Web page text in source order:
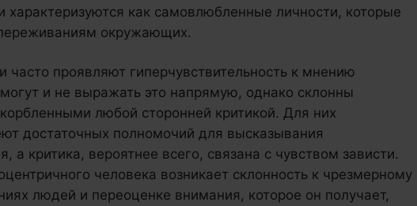
характеризуются как самовлюбленные личности, которые
окружающих.
часто проявляют гиперчувствительность к мнению
и не выражать это напрямую, однако склонны
любой сторонней критикой. Для них
достаточных полномочий для высказывания
а критика, вероятнее всего, связана с чувством зависти.
человека возникает склонность к чрезмерному
людей и переоценке внимания, которое он получает,